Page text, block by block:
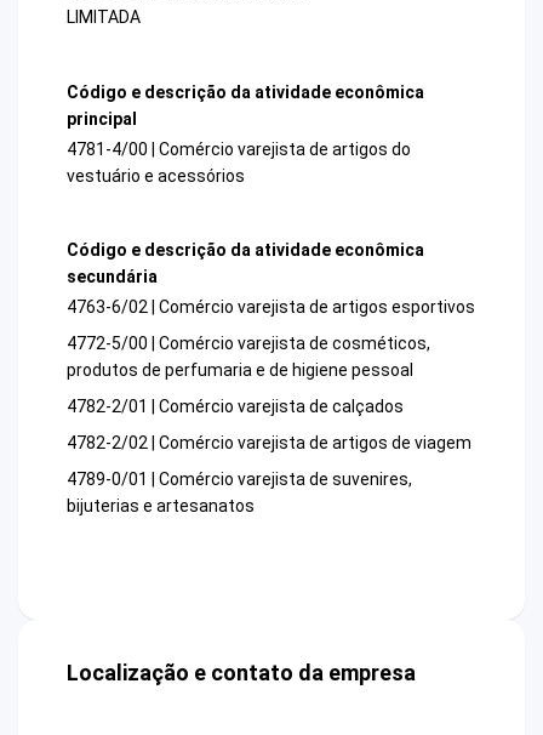
LIMITADA
Código e descrição da atividade econômica
principal
4781-4/00 | Comércio varejista de artigos do
vestuário e acessórios
Código e descrição da atividade econômica
secundária
4763-6/02 | Comércio varejista de artigos esportivos
4772-5/00 | Comércio varejista de cosméticos,
produtos de perfumaria e de higiene pessoal
4782-2/01 | Comércio varejista de calçados
4782-2/02 | Comércio varejista de artigos de viagem
4789-0/01 | Comércio varejista de suvenires,
bijuterias e artesanatos
Localização e contato da empresa